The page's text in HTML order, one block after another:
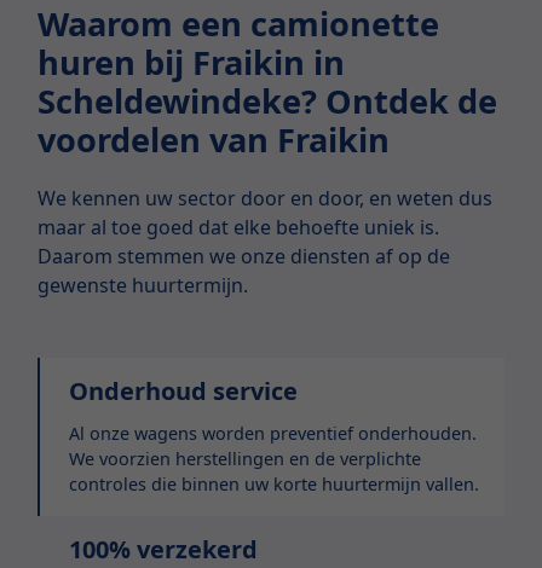
Waarom een camionette
huren bij Fraikin in
Scheldewindeke? Ontdek de
voordelen van Fraikin
We kennen uw sector door en door, en weten dus
maar al toe goed dat elke behoefte uniek is.
Daarom stemmen we onze diensten af op de
gewenste huurtermijn.
Onderhoud service
Al onze wagens worden preventief onderhouden.
We voorzien herstellingen en de verplichte
controles die binnen uw korte huurtermijn vallen.
100% verzekerd